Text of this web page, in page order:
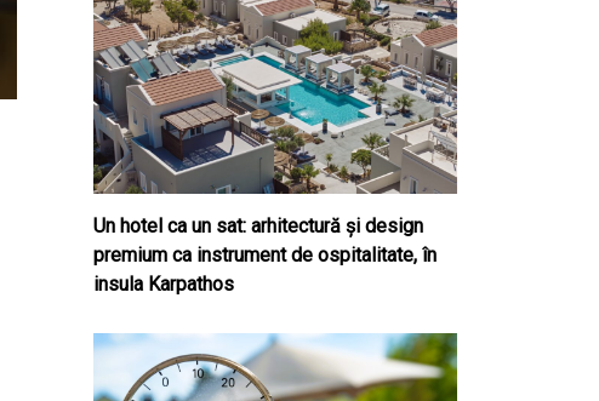
Un hotel ca un sat: arhitectură și design
premium ca instrument de ospitalitate, în
insula Karpathos